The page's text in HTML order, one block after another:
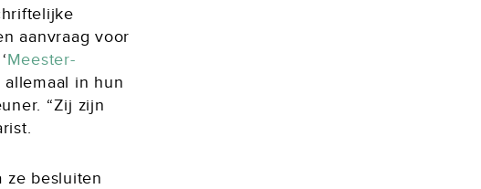
aanvraag voor
Meester-
in hun
“Zij zijn
ze besluiten